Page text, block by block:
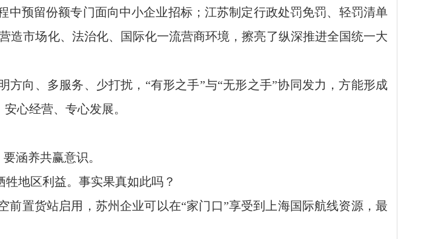
中预留份额专门面向中小企业招标；江苏制定行政处罚免罚、轻罚清单
市场化、法治化、国际化一流营商环境，擦亮了纵深推进全国统一大
向、多服务、少打扰，“有形之手”与“无形之手”协同发力，方能形成
心经营、专心发展。
涵养共赢意识。
地区利益。事实果真如此吗？
置货站启用，苏州企业可以在“家门口”享受到上海国际航线资源，最